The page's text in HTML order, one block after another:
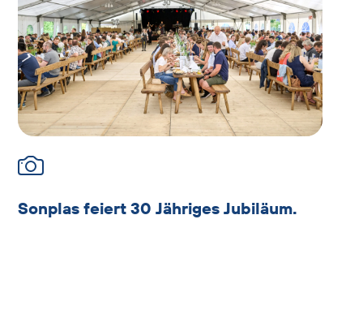
Sonplas feiert 30 Jähriges Jubiläum.